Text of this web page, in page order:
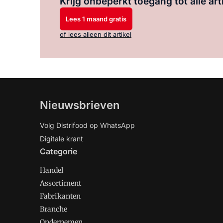
Lees 1 maand gratis
of lees alleen dit artikel
Nieuwsbrieven
Volg Distrifood op WhatsApp
Digitale krant
Categorie
Handel
Assortiment
Fabrikanten
Branche